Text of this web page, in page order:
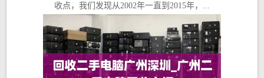
收点，我们发现从2002年一直到2015年，...